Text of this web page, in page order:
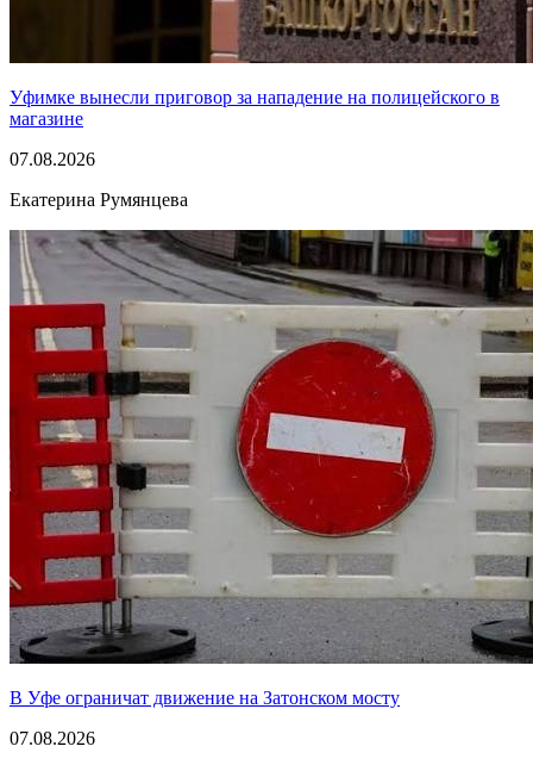
Уфимке вынесли приговор за нападение на полицейского в
магазине
07.08.2026
Екатерина Румянцева
В Уфе ограничат движение на Затонском мосту
07.08.2026